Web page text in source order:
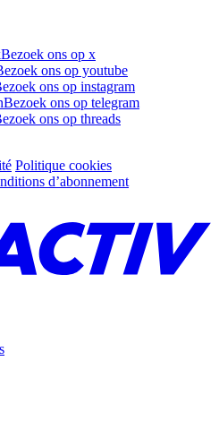
Bezoek ons op x
ons op youtube
ons op instagram
Bezoek ons op telegram
ons op threads
Politique cookies
d’abonnement